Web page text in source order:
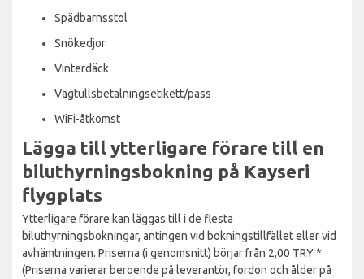
Spädbarnsstol
Snökedjor
Vinterdäck
Vägtullsbetalningsetikett/pass
WiFi-åtkomst
Lägga till ytterligare förare till en
biluthyrningsbokning på Kayseri
flygplats
Ytterligare förare kan läggas till i de flesta
biluthyrningsbokningar, antingen vid bokningstillfället eller vid
avhämtningen. Priserna (i genomsnitt) börjar från 2,00 TRY *
(Priserna varierar beroende på leverantör, fordon och ålder på